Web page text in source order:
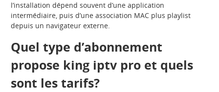
l’installation dépend souvent d’une application
intermédiaire, puis d’une association MAC plus playlist
depuis un navigateur externe.
Quel type d’abonnement
propose king iptv pro et quels
sont les tarifs?